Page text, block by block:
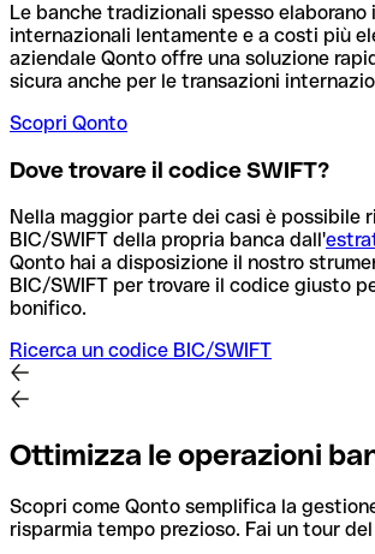
Le banche tradizionali spesso
internazionali lentamente e a costi più
aziendale Qonto offre una soluzione
sicura anche per le transazioni
Scopri Qonto
Dove trovare il codice SWIFT?
Nella maggior parte dei casi è possibile
BIC/SWIFT della propria banca dall'
Qonto hai a disposizione il nostro
BIC/SWIFT per trovare il codice giusto
bonifico.
Ricerca un codice BIC/SWIFT
Ottimizza le operazioni
Scopri come Qonto semplifica la
risparmia tempo prezioso. Fai un tour